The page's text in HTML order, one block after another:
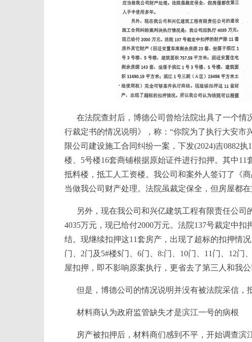
在法院查封后，博德公司曾给法院出具了一个情
行裁定书的情况说明》，称：“你院为了执行大安
限公司建设施工合同纠纷一案，下发(2024)吉0882
楼、5号楼16套商铺根据原始证件进行扣押。其中
抵料楼，抵工人工资楼。我公司和案外人签订了《
当做我公司财产处理。法院虽裁定保全，但房屋都在
另外，现在我公司和兴亿建筑工程有限责任公
4035万元，现已给付2000万元。法院137号裁定中
结。现继续扣押这11套房产，出现了超标的扣押情
门、2门及5#楼$门、6门、8:门、10门、11门、12
屋扣押，即不影响原案执行，更省去了第三人和我
但是，博德公司的情况说明并没有被法院采信，
材料商认为政府监管缺失才是滨江一号的病根
房产被扣押后，材料商们感到不平，开始调查